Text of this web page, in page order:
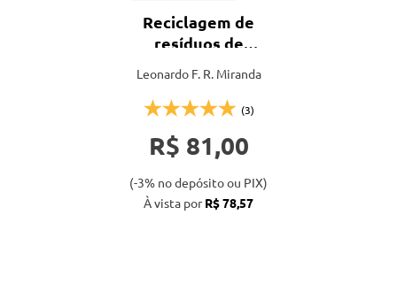
Reciclagem de
resíduos de
construção e
demolição
Leonardo F. R. Miranda
(3)
R$ 81,00
(-3% no depósito ou PIX)
À vista porR$ 78,57